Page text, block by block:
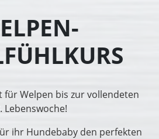
für Welpen bis zur vollendeten
Lebenswoche!
ihr Hundebaby den perfekten